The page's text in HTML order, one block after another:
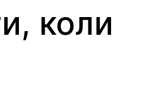
коли